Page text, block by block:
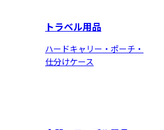
トラベル用品
ハードキャリー・ポーチ・
仕分けケース